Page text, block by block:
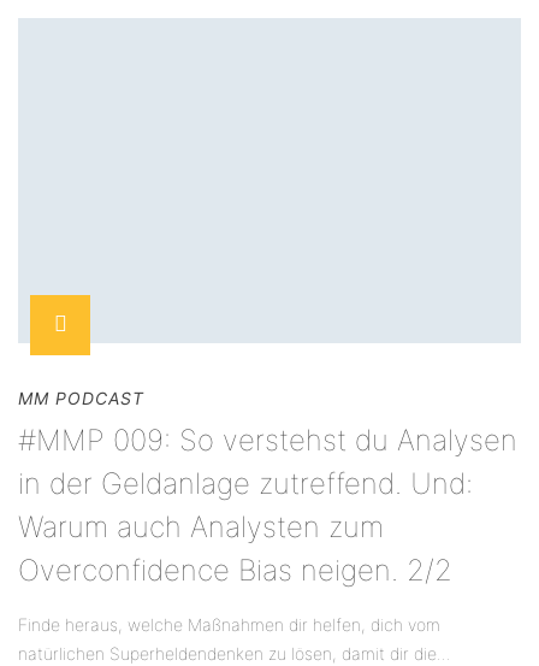
MM PODCAST
#MMP 009: So verstehst du Analysen
in der Geldanlage zutreffend. Und:
Warum auch Analysten zum
Overconfidence Bias neigen. 2/2
Finde heraus, welche Maßnahmen dir helfen, dich vom
natürlichen Superheldendenken zu lösen, damit dir die...